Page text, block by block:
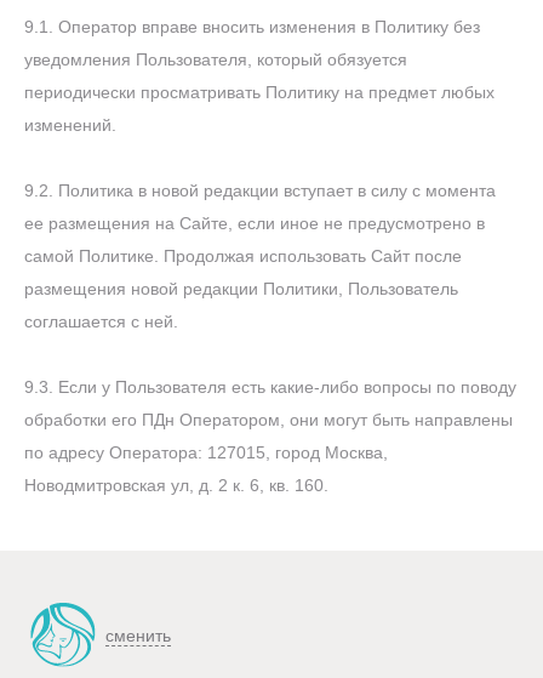
9.1. Оператор вправе вносить изменения в Политику без
уведомления Пользователя, который обязуется
периодически просматривать Политику на предмет любых
изменений.
9.2. Политика в новой редакции вступает в силу с момента
ее размещения на Сайте, если иное не предусмотрено в
самой Политике. Продолжая использовать Сайт после
размещения новой редакции Политики, Пользователь
соглашается с ней.
9.3. Если у Пользователя есть какие-либо вопросы по поводу
обработки его ПДн Оператором, они могут быть направлены
по адресу Оператора: 127015, город Москва,
Новодмитровская ул, д. 2 к. 6, кв. 160.
сменить